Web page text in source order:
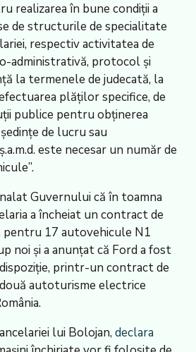
realizarea în bune condiții a
de structurile de specialitate
respectiv activitatea de
administrativă, protocol și
la termenele de judecată, la
plăților specifice, de
publice pentru obținerea
de lucru sau
este necesar un număr de
Guvernului că în toamna
a încheiat un contract de
pentru 17 autovehicule N1
noi și a anunțat că Ford a fost
printr-un contract de
autoturisme electrice
lui Bolojan, declara